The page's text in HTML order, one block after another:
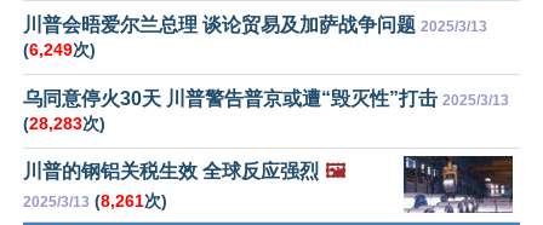
川普会晤爱尔兰总理 谈论贸易及加萨战争问题 2025/3/13
(6,249次)
乌同意停火30天 川普警告普京或遭“毁灭性”打击 2025/3/13
(28,283次)
川普的钢铝关税生效 全球反应强烈 🖼️
2025/3/13 (8,261次)